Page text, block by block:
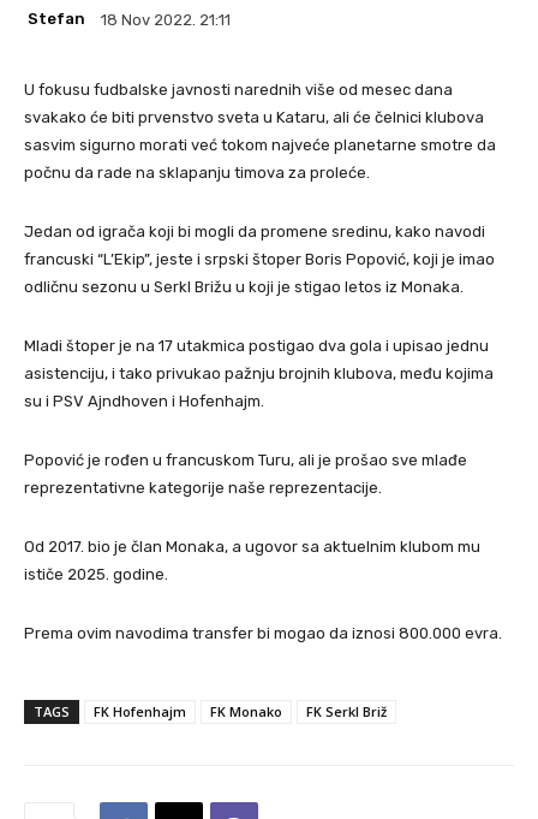
Stefan 18 Nov 2022. 21:11
U fokusu fudbalske javnosti narednih više od mesec dana
svakako će biti prvenstvo sveta u Kataru, ali će čelnici klubova
sasvim sigurno morati već tokom najveće planetarne smotre da
počnu da rade na sklapanju timova za proleće.
Jedan od igrača koji bi mogli da promene sredinu, kako navodi
francuski “L’Ekip”, jeste i srpski štoper Boris Popović, koji je imao
odličnu sezonu u Serkl Brižu u koji je stigao letos iz Monaka.
Mladi štoper je na 17 utakmica postigao dva gola i upisao jednu
asistenciju, i tako privukao pažnju brojnih klubova, među kojima
su i PSV Ajndhoven i Hofenhajm.
Popović je rođen u francuskom Turu, ali je prošao sve mlađe
reprezentativne kategorije naše reprezentacije.
Od 2017. bio je član Monaka, a ugovor sa aktuelnim klubom mu
ističe 2025. godine.
Prema ovim navodima transfer bi mogao da iznosi 800.000 evra.
TAGS FK Hofenhajm FK Monako FK Serkl Briž